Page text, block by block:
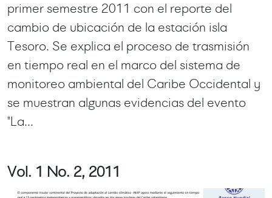
primer semestre 2011 con el reporte del
cambio de ubicación de la estación isla
Tesoro. Se explica el proceso de trasmisión
en tiempo real en el marco del sistema de
monitoreo ambiental del Caribe Occidental y
se muestran algunas evidencias del evento
"La...
Vol. 1 No. 2, 2011